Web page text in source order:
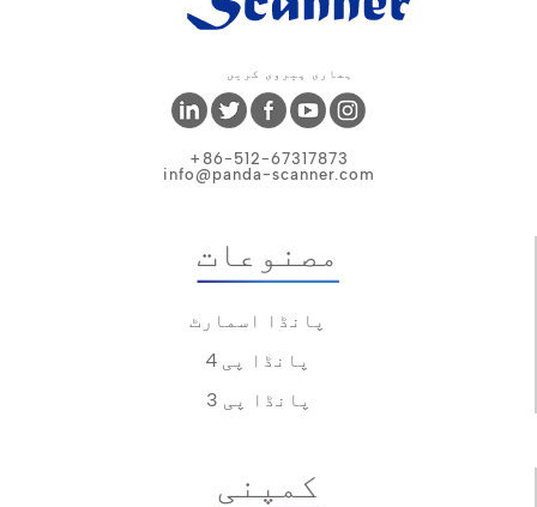
ہماری پیروی کریں
+86-512-67317873
info@panda-scanner.com
مصنوعات
پانڈا اسمارٹ
پانڈا پی 4
پانڈا پی 3
کمپنی